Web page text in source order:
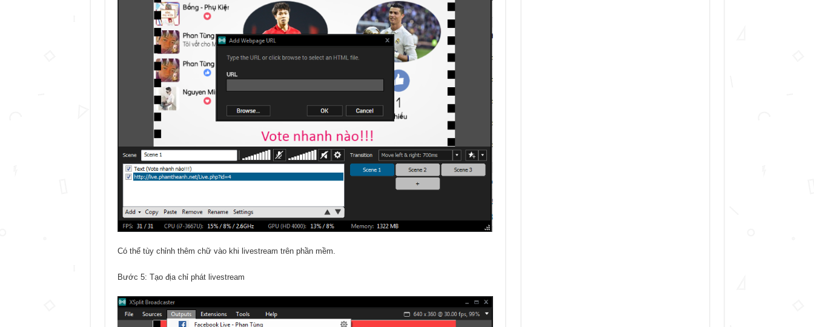
Có thể tùy chỉnh thêm chữ vào khi livestream trên phần mềm.
Bước 5: Tạo địa chỉ phát livestream